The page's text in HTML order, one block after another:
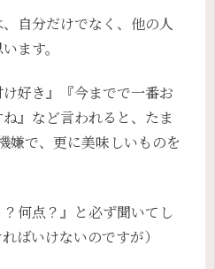
自分だけでなく、他の人
ます。
け好き』『今までで一番お
』など言われると、たま
嫌で、更に美味しいものを
何点？』と必ず聞いてし
ばいけないのですが）